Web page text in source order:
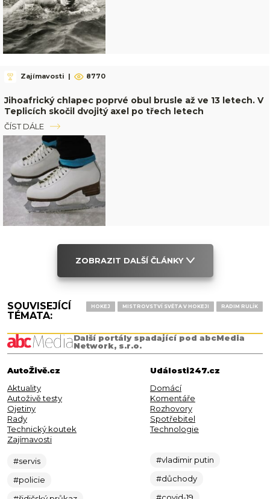
Zajímavosti | 8770
Jihoafrický chlapec poprvé obul brusle až ve 13 letech. V
Teplicích skočil dvojitý axel po třech letech
ČÍST DÁLE
ZOBRAZIT DALŠÍ ČLÁNKY
SOUVISEJÍCÍ
TÉMATA:
HOKEJ MISTROVSTVÍ SVĚTA V HOKEJI RADIM RULÍK
Další portály spadající pod abcMedia
Network, s.r.o.
AutoŽivě.cz
Aktuality
Autoživě testy
Ojetiny
Rady
Technický koutek
Zajímavosti
#servis
#policie
Události247.cz
Domácí
Komentáře
Rozhovory
Spotřebitel
Technologie
#vladimir putin
#důchody